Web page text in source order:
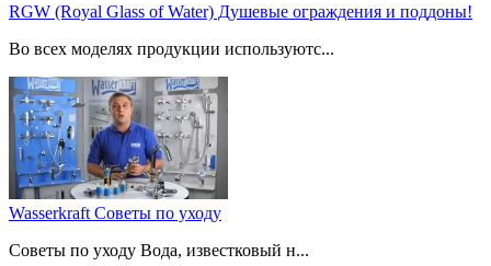
RGW (Royal Glass of Water) Душевые ограждения и поддоны!
Во всех моделях продукции используютс...
Wasserkraft Советы по уходу
Советы по уходу Вода, известковый н...